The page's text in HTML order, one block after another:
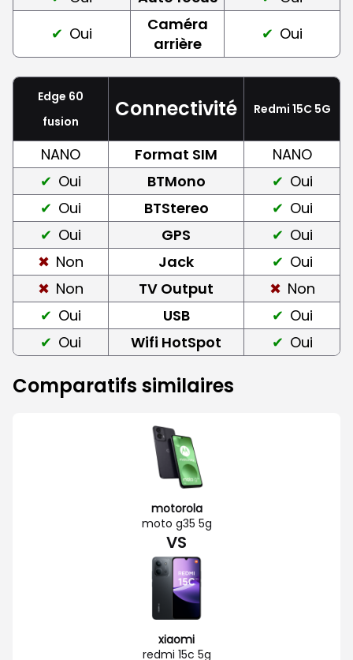
Oui
Caméra
arrière
Oui
Edge 60
fusion
Connectivité Redmi 15C 5G
NANO Format SIM
NANO
Oui
BTMono
Oui
Oui
BTStereo
Oui
Oui
GPS
Oui
Non
Jack
Oui
Non
TV Output
Non
Oui
USB
Oui
Oui
Wifi HotSpot Oui
Comparatifs similaires
motorola
moto g35 5g
VS
xiaomi
redmi 15c 5g